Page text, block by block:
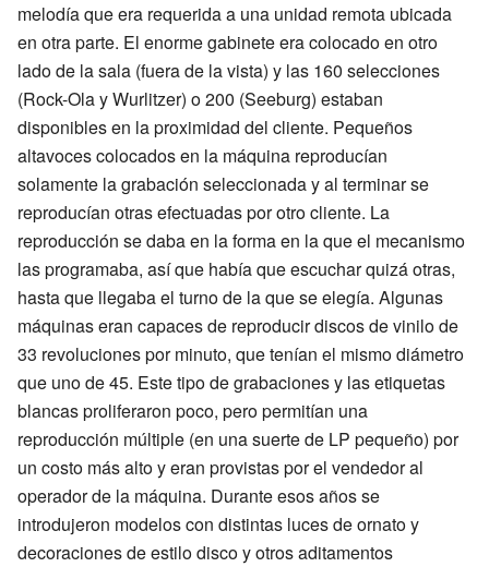
melodía que era requerida a una unidad remota ubicada
en otra parte. El enorme gabinete era colocado en otro
lado de la sala (fuera de la vista) y las 160 selecciones
(Rock-Ola y Wurlitzer) o 200 (Seeburg) estaban
disponibles en la proximidad del cliente. Pequeños
altavoces colocados en la máquina reproducían
solamente la grabación seleccionada y al terminar se
reproducían otras efectuadas por otro cliente. La
reproducción se daba en la forma en la que el mecanismo
las programaba, así que había que escuchar quizá otras,
hasta que llegaba el turno de la que se elegía. Algunas
máquinas eran capaces de reproducir discos de vinilo de
33 revoluciones por minuto, que tenían el mismo diámetro
que uno de 45. Este tipo de grabaciones y las etiquetas
blancas proliferaron poco, pero permitían una
reproducción múltiple (en una suerte de LP pequeño) por
un costo más alto y eran provistas por el vendedor al
operador de la máquina. Durante esos años se
introdujeron modelos con distintas luces de ornato y
decoraciones de estilo disco y otros aditamentos